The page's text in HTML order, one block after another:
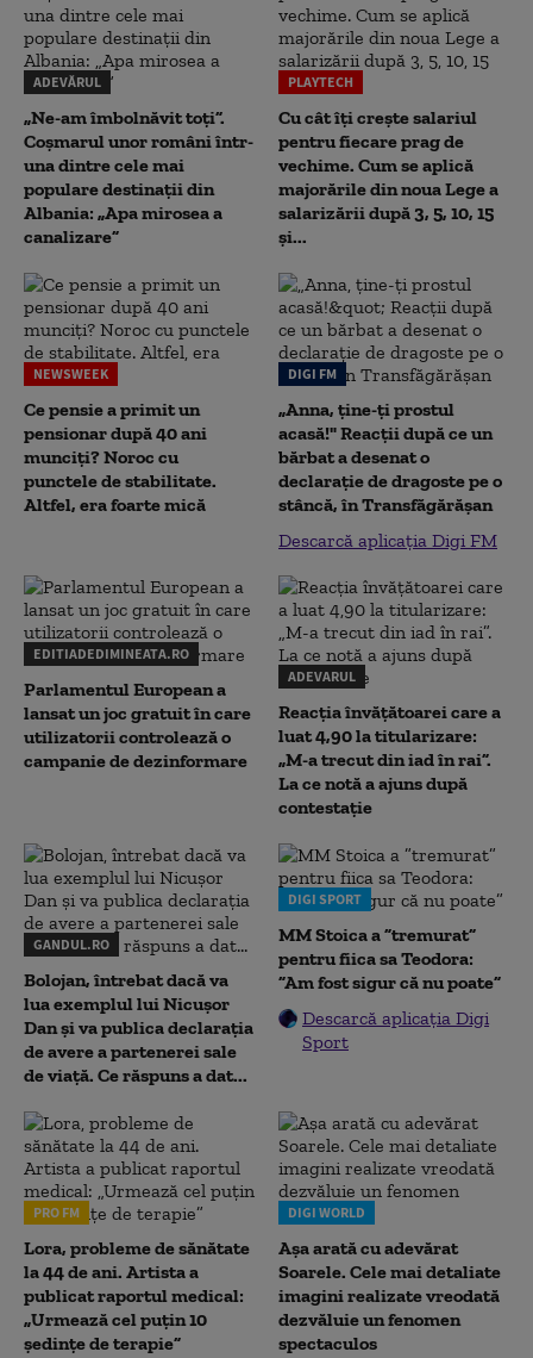
ADEVĂRUL
„Ne-am îmbolnăvit toți”.
Coșmarul unor români într-
una dintre cele mai
populare destinații din
Albania: „Apa mirosea a
canalizare”
PLAYTECH
Cu cât îți crește salariul
pentru fiecare prag de
vechime. Cum se aplică
majorările din noua Lege a
salarizării după 3, 5, 10, 15
și...
NEWSWEEK
Ce pensie a primit un
pensionar după 40 ani
munciți? Noroc cu
punctele de stabilitate.
Altfel, era foarte mică
DIGI FM
„Anna, ţine-ţi prostul
acasă!" Reacţii după ce un
bărbat a desenat o
declaraţie de dragoste pe o
stâncă, în Transfăgărăşan
Descarcă aplicația Digi FM
EDITIADEDIMINEATA.RO
Parlamentul European a
lansat un joc gratuit în care
utilizatorii controlează o
campanie de dezinformare
ADEVARUL
Reacția învățătoarei care a
luat 4,90 la titularizare:
„M-a trecut din iad în rai”.
La ce notă a ajuns după
contestație
GANDUL.RO
Bolojan, întrebat dacă va
lua exemplul lui Nicușor
Dan și va publica declarația
de avere a partenerei sale
de viață. Ce răspuns a dat...
DIGI SPORT
MM Stoica a ”tremurat”
pentru fiica sa Teodora:
”Am fost sigur că nu poate”
Descarcă aplicația Digi
Sport
PRO FM
Lora, probleme de sănătate
la 44 de ani. Artista a
publicat raportul medical:
„Urmează cel puțin 10
ședințe de terapie”
DIGI WORLD
Așa arată cu adevărat
Soarele. Cele mai detaliate
imagini realizate vreodată
dezvăluie un fenomen
spectaculos